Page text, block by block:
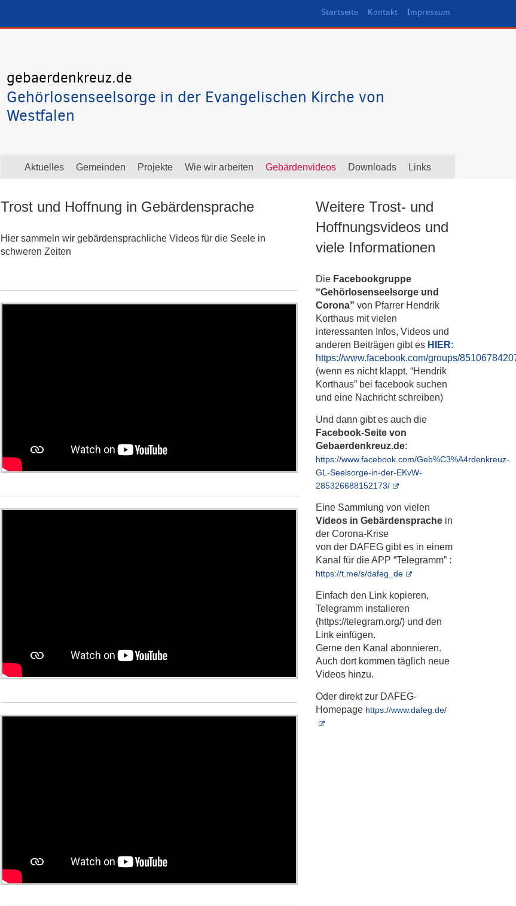
Startseite Kontakt Impressum
gebaerdenkreuz.de
Gehörlosenseelsorge in der Evangelischen Kirche von
Westfalen
Aktuelles Gemeinden Projekte Wie wir arbeiten Gebärdenvideos Downloads Links
Trost und Hoffnung in Gebärdensprache
Hier sammeln wir gebärdensprachliche Videos für die Seele in
schweren Zeiten
Weitere Trost- und
Hoffnungsvideos und
viele Informationen
Die Facebookgruppe
“Gehörlosenseelsorge und
Corona” von Pfarrer Hendrik
Korthaus mit vielen
interessanten Infos, Videos und
anderen Beiträgen gibt es HIER:
https://www.facebook.com/groups/
(wenn es nicht klappt, “Hendrik
Korthaus” bei facebook suchen
und eine Nachricht schreiben)
Und dann gibt es auch die
Facebook-Seite von
Gebaerdenkreuz.de:
https://www.facebook.com/Geb%C3%A4rdenkreuz-
GL-Seelsorge-in-der-EKvW-
285326688152173/
Eine Sammlung von vielen
Videos in Gebärdensprachein
der Corona-Krise
von der DAFEGgibt es in einem
Kanal für dieAPP “Telegramm” :
https://t.me/s/dafeg_de
Einfach den Link kopieren,
Telegramm instalieren
(https://telegram.org/) und den
Link einfügen.
Gerne den Kanal abonnieren.
Auch dort kommen täglich neue
Videos hinzu.
Oder direkt zur DAFEG-
Homepage https://www.dafeg.de/